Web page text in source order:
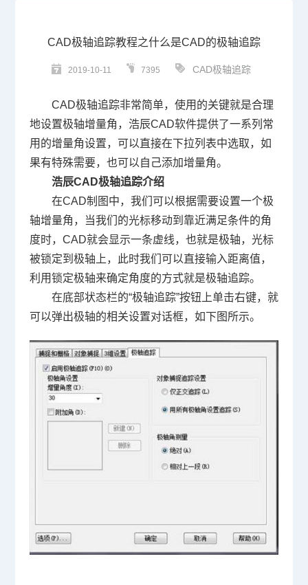
CAD极轴追踪教程之什么是CAD的极轴追踪
2019-10-11 7395 CAD极轴追踪
CAD极轴追踪非常简单，使用的关键就是合理
地设置极轴增量角，浩辰CAD软件提供了一系列常
用的增量角设置，可以直接在下拉列表中选取，如
果有特殊需要，也可以自己添加增量角。
浩辰CAD极轴追踪介绍
在CAD制图中，我们可以根据需要设置一个极
轴增量角，当我们的光标移动到靠近满足条件的角
度时， CAD就会显示一条虚线，也就是极轴，光标
被锁定到极轴上，此时我们可以直接输入距离值，
利用锁定极轴来确定角度的方式就是极轴追踪。
在底部状态栏的“极轴追踪”按钮上单击右键，就
可以弹出极轴的相关设置对话框，如下图所示。